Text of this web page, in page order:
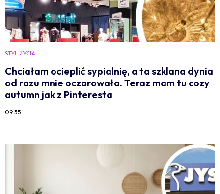
STYL ŻYCIA
Chciałam ocieplić sypialnię, a ta szklana dynia
od razu mnie oczarowała. Teraz mam tu cozy
autumn jak z Pinteresta
09:35